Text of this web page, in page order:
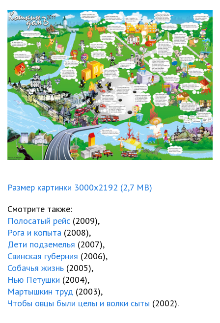
Размер картинки 3000x2192 (2,7 MB)
Смотрите также:
Полосатый рейс (2009),
Рога и копыта (2008),
Дети подземелья (2007),
Свинская губерния (2006),
Собачья жизнь (2005),
Нью Петушки (2004),
Мартышкин труд (2003),
Чтобы овцы были целы и волки сыты (2002).